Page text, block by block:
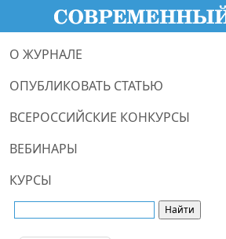
О ЖУРНАЛЕ
ОПУБЛИКОВАТЬ СТАТЬЮ
ВСЕРОССИЙСКИЕ КОНКУРСЫ
ВЕБИНАРЫ
КУРСЫ